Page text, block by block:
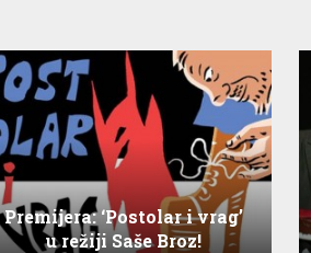
Premijera: ‘Postolar i vrag’
u režiji Saše Broz!